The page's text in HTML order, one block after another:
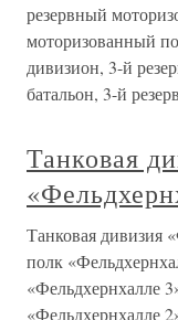
резервный
моторизованный
дивизион, 3-й
батальон, 3-й
Танковая
Танковая дивизия
полк
«Фельдхернхалле
«Фельдхернхалле